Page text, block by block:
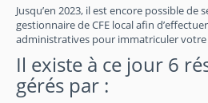
Jusqu’en 2023, il est encore possible
gestionnaire de CFE local afin
administratives pour immatriculer votre
Il existe à ce jour 6
gérés par :